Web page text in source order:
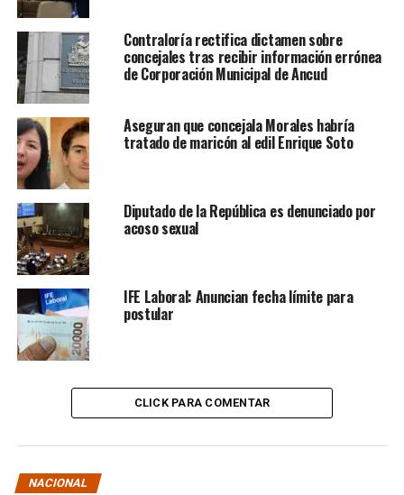
Contraloría rectifica dictamen sobre
concejales tras recibir información errónea
de Corporación Municipal de Ancud
Aseguran que concejala Morales habría
tratado de maricón al edil Enrique Soto
Diputado de la República es denunciado por
acoso sexual
IFE Laboral: Anuncian fecha límite para
postular
CLICK PARA COMENTAR
NACIONAL